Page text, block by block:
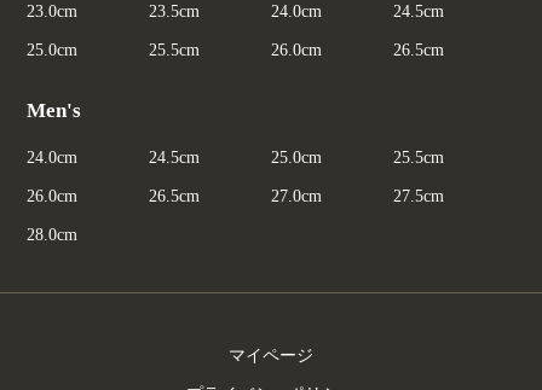
23.0cm 23.5cm 24.0cm 24.5cm
25.0cm 25.5cm 26.0cm 26.5cm
Men's
24.0cm 24.5cm 25.0cm 25.5cm
26.0cm 26.5cm 27.0cm 27.5cm
28.0cm
マイページ